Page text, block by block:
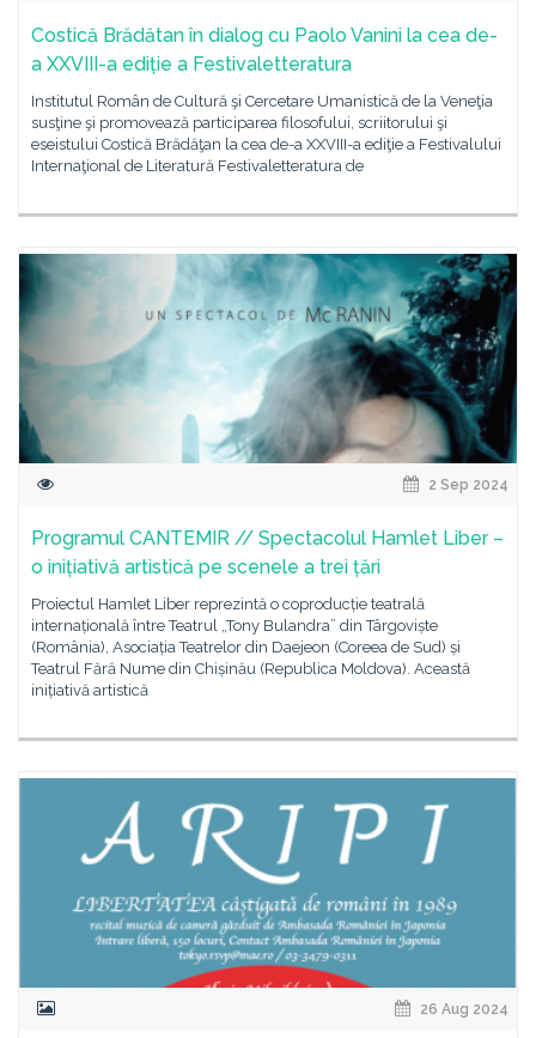
Costică Brădătan în dialog cu Paolo Vanini la cea de-
a XXVIII-a ediție a Festivaletteratura
Institutul Român de Cultură şi Cercetare Umanistică de la Veneţia
susţine şi promovează participarea filosofului, scriitorului şi
eseistului Costică Brădăţan la cea de-a XXVIII-a ediţie a Festivalului
Internaţional de Literatură Festivaletteratura de
2 Sep 2024
Programul CANTEMIR // Spectacolul Hamlet Liber –
o inițiativă artistică pe scenele a trei țări
Proiectul Hamlet Liber reprezintă o coproducție teatrală
internațională între Teatrul „Tony Bulandra” din Târgoviște
(România), Asociația Teatrelor din Daejeon (Coreea de Sud) și
Teatrul Fără Nume din Chișinău (Republica Moldova). Această
inițiativă artistică
26 Aug 2024